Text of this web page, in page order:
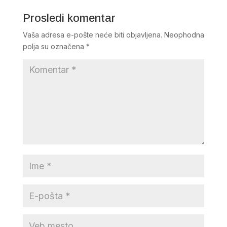
Prosledi komentar
Vaša adresa e-pošte neće biti objavljena. Neophodna
polja su označena *